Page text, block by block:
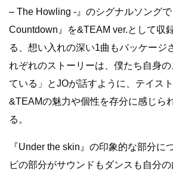
– The Howling -』のシグナルソング
Countdown』を&TEAM ver.として収
る、想い入れの深い1曲もパッケージ
れぞれのストーリーは、僕たち自身
ている」とJOが話すように、テイス
&TEAMの魅力や個性を存分に感じら
る。
『Under the skin』 の印象的な部分に
ビの部分がサウンドもダンスも自分